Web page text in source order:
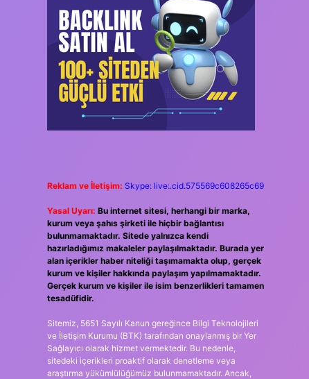
Reklam ve İletişim: Skype: live:.cid.575569c608265c69
Yasal Uyarı: Bu internet sitesi, herhangi bir marka,
kurum veya şahıs şirketi ile hiçbir bağlantısı
bulunmamaktadır. Sitede yalnızca kendi
hazırladığımız makaleler paylaşılmaktadır. Burada yer
alan içerikler haber niteliği taşımamakta olup, gerçek
kurum ve kişiler hakkında paylaşım yapılmamaktadır.
Gerçek kurum ve kişiler ile isim benzerlikleri tamamen
tesadüfidir.
Sitemiz, 5651 Sayılı Kanun gereğince Bilgi Teknolojileri
ve İletişim Kurumu (BTK) tarafından onaylanmış bir Yer
Sağlayıcı olarak hizmet vermektedir. Bu nedenle,
sitedeki içerikleri proaktif olarak denetleme veya
araştırma yükümlülüğümüz bulunmamaktadır. Ancak,